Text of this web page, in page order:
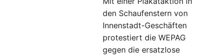
den Schaufenstern von
Innenstadt-Geschäften
protestiert die WEPAG
gegen die ersatzlose